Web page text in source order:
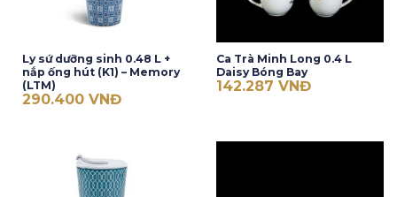
Ly sứ dưỡng sinh 0.48 L +
nắp ống hút (K1) – Memory
(LTM)
290.400 VNĐ
Ca Trà Minh Long 0.4 L
Daisy Bóng Bay
142.287 VNĐ